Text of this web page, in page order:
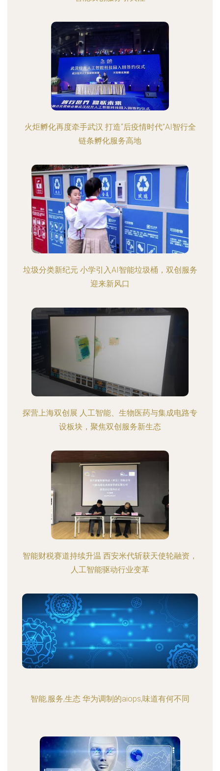
火炬孵化再度牵手武汉 打造“后疫情时代”AI智行全
链条孵化服务高地
垃圾分类新纪元 小学引入AI智能垃圾桶，双创服务
迎来新风口
探营上海双创展 人工智能、生物医药与集成电路专
设板块，聚焦双创服务新生态
智能财税赛道持续升温 西安米代斩获天使轮融资，
人工智能驱动行业变革
智能,服务,生态 华为调制的aiops,味道有何不同